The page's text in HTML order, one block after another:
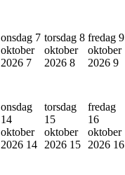
onsdag 7
oktober
2026 7
torsdag 8
oktober
2026 8
fredag 9
oktober
2026 9
onsdag
14
oktober
2026 14
torsdag
15
oktober
2026 15
fredag
16
oktober
2026 16